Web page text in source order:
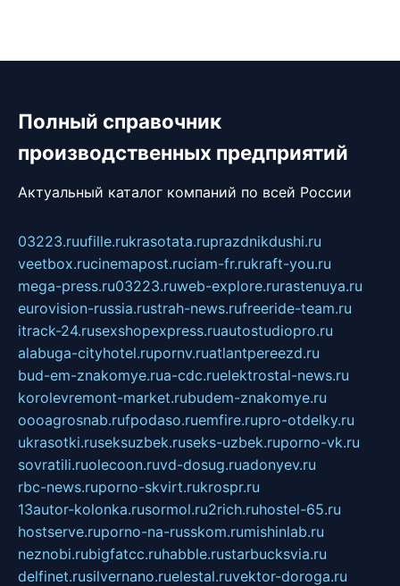
Полный справочник
производственных предприятий
Актуальный каталог компаний по всей России
03223.ruufille.rukrasotata.ruprazdnikdushi.ru
veetbox.rucinemapost.ruciam-fr.rukraft-you.ru
mega-press.ru03223.ruweb-explore.rurastenuya.ru
eurovision-russia.rustrah-news.rufreeride-team.ru
itrack-24.rusexshopexpress.ruautostudiopro.ru
alabuga-cityhotel.rupornv.ruatlantpereezd.ru
bud-em-znakomye.rua-cdc.ruelektrostal-news.ru
korolevremont-market.rubudem-znakomye.ru
oooagrosnab.rufpodaso.ruemfire.rupro-otdelky.ru
ukrasotki.ruseksuzbek.ruseks-uzbek.ruporno-vk.ru
sovratili.ruolecoon.ruvd-dosug.ruadonyev.ru
rbc-news.ruporno-skvirt.rukrospr.ru
13autor-kolonka.rusormol.ru2rich.ruhostel-65.ru
hostserve.ruporno-na-russkom.rumishinlab.ru
neznobi.rubigfatcc.ruhabble.rustarbucksvia.ru
delfinet.rusilvernano.ruelestal.ruvektor-doroga.ru